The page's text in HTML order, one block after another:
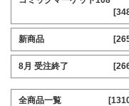
新商品
8月 受注終了
全商品一覧